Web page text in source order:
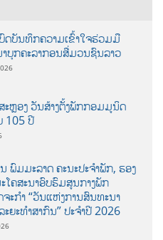
ດບັນທຶກຄວາມເຂົ້າໃຈຮ່ວມມື
າບຸກຄະລາກອນສື່ມວນຊົນລາວ
ະຫຼອງ ວັນສ້າງຕັ້ງພັກກອມມູນິດ
105 ປີ
ພົມມະລາດ ຄະນະປະຈໍາພັກ, ຮອງ
ໂຄສະນາອົບຮົມສູນກາງພັກ
ະກຳ “ວັນແຫ່ງການສົນທະນາ
ະຍະທຳສາກົນ” ປະຈຳປີ 2026